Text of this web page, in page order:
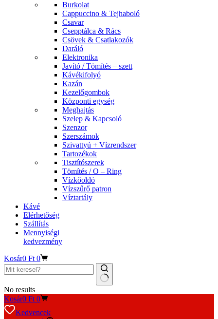
Burkolat
Cappuccino & Tejhaboló
Csavar
Csepptálca & Rács
Csövek & Csatlakozók
Daráló
Elektronika
Javító / Tömítés – szett
Kávékifolyó
Kazán
Kezelőgombok
Központi egység
Meghajtás
Szelep & Kapcsoló
Szenzor
Szerszámok
Szivattyú + Vízrendszer
Tartozékok
Tisztítószerek
Tömítés / O – Ring
Vízkőoldó
Vízszűrő patron
Víztartály
Kávé
Elérhetőség
Szállítás
Mennyiségi
kedvezmény
Kosár0 Ft 0
No results
Kosár0 Ft 0
Kedvencek